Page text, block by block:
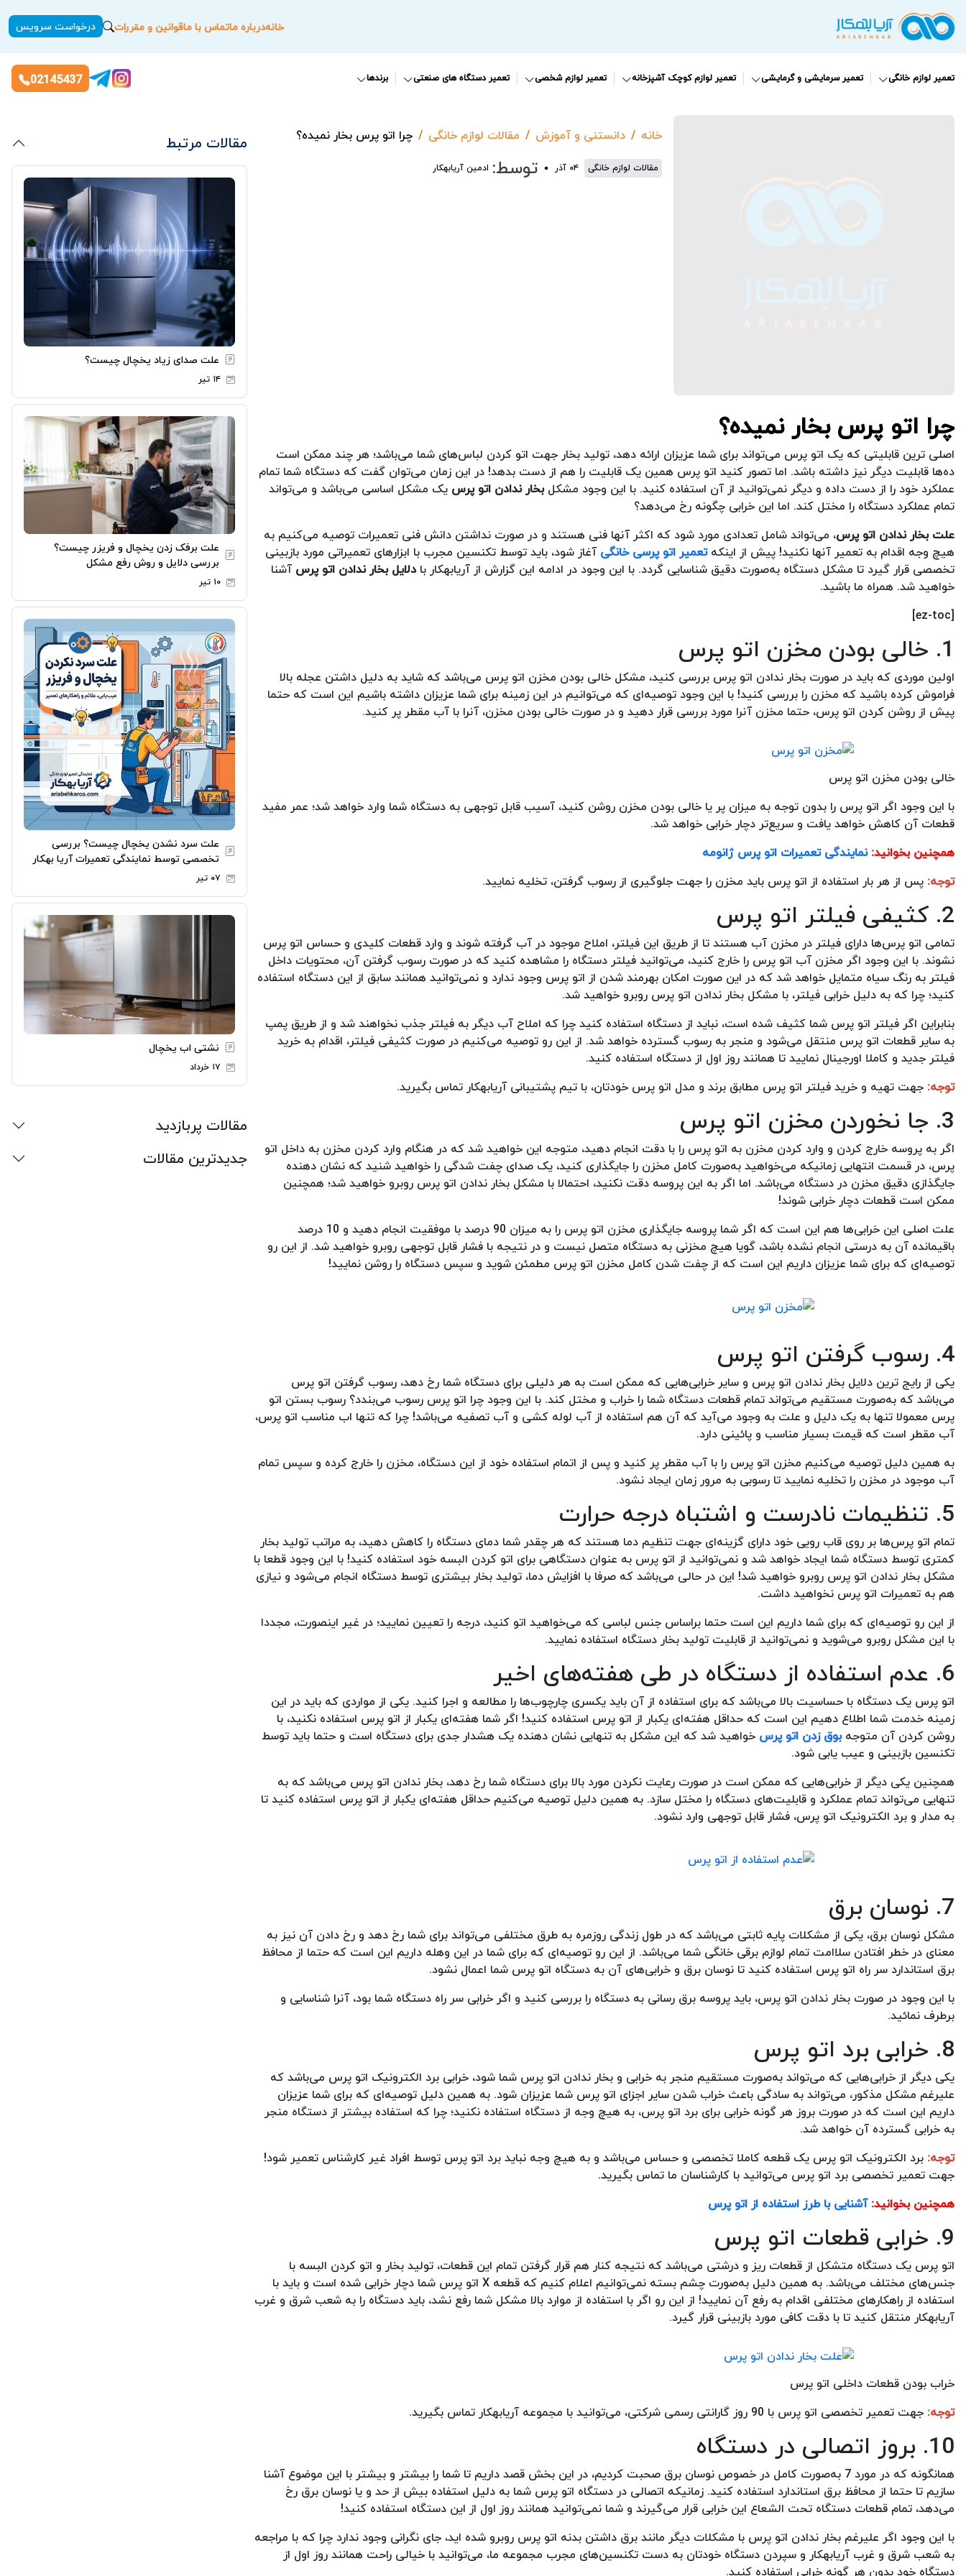
خانهدرباره ماتماس با ماقوانین و مقررات درخواست سرویس
تعمیر لوازم خانگی تعمیر سرمایشی و گرمایشی تعمیر لوازم کوچک آشپزخانه تعمیر لوازم شخصی تعمیر دستگاه های صنعتی برندها 02145437
خانه دانستنی و آموزش مقالات لوازم خانگی چرا اتو پرس بخار نمیده؟
مقالات لوازم خانگی ۰۴ آذر توسط: ادمین آریابهکار
چرا اتو پرس بخار نمیده؟
اصلی ترین قابلیتی که یک اتو پرس می‌تواند برای شما عزیزان ارائه دهد، تولید بخار جهت اتو کردن لباس‌های شما می‌باشد؛ هر چند ممکن است
ده‌ها قابلیت دیگر نیز داشته باشد. اما تصور کنید اتو پرس همین یک قابلیت را هم از دست بدهد! در این زمان می‌توان گفت که دستگاه شما تمام
عملکرد خود را از دست داده و دیگر نمی‌توانید از آن استفاده کنید. با این وجود مشکلبخار ندادن اتو پرس یک مشکل اساسی می‌باشد و می‌تواند
تمام عملکرد دستگاه را مختل کند. اما این خرابی چگونه رخ می‌دهد؟
علت بخار ندادن اتو پرس، می‌تواند شامل تعدادی مورد شود که اکثر آنها فنی هستند و در صورت نداشتن دانش فنی تعمیرات توصیه می‌کنیم به
هیچ وجه اقدام به تعمیر آنها نکنید! پیش از اینکهتعمیر اتو پرسی خانگی آغاز شود، باید توسط تکنسین مجرب با ابزارهای تعمیراتی مورد بازبینی
تخصصی قرار گیرد تا مشکل دستگاه به‌صورت دقیق شناسایی گردد. با این وجود در ادامه این گزارش از آریابهکار بادلایل بخار ندادن اتو پرس آشنا
خواهید شد. همراه ما باشید.
[ez-toc]
1. خالی بودن مخزن اتو پرس
اولین موردی که باید در صورت بخار ندادن اتو پرس بررسی کنید، مشکل خالی بودن مخزن اتو پرس می‌باشد که شاید به دلیل داشتن عجله بالا
فراموش کرده باشید که مخزن را بررسی کنید! با این وجود توصیه‌ای که می‌توانیم در این زمینه برای شما عزیزان داشته باشیم این است که حتما
پیش از روشن کردن اتو پرس، حتما مخزن آنرا مورد بررسی قرار دهید و در صورت خالی بودن مخزن، آنرا با آب مقطر پر کنید.
خالی بودن مخزن اتو پرس
با این وجود اگر اتو پرس را بدون توجه به میزان پر یا خالی بودن مخزن روشن کنید، آسیب قابل توجهی به دستگاه شما وارد خواهد شد؛ عمر مفید
قطعات آن کاهش خواهد یافت و سریع‌تر دچار خرابی خواهد شد.
همچنین بخوانید: نمایندگی تعمیرات اتو پرس ژانومه
توجه: پس از هر بار استفاده از اتو پرس باید مخزن را جهت جلوگیری از رسوب گرفتن، تخلیه نمایید.
2. کثیفی فیلتر اتو پرس
تمامی اتو پرس‌ها دارای فیلتر در مخزن آب هستند تا از طریق این فیلتر، املاح موجود در آب گرفته شوند و وارد قطعات کلیدی و حساس اتو پرس
نشوند. با این وجود اگر مخزن آب اتو پرس را خارج کنید، می‌توانید فیلتر دستگاه را مشاهده کنید که در صورت رسوب گرفتن آن، محتویات داخل
فیلتر به رنگ سیاه متمایل خواهد شد که در این صورت امکان بهرمند شدن از اتو پرس وجود ندارد و نمی‌توانید همانند سابق از این دستگاه استفاده
کنید؛ چرا که به دلیل خرابی فیلتر، با مشکل بخار ندادن اتو پرس روبرو خواهید شد.
بنابراین اگر فیلتر اتو پرس شما کثیف شده است، نباید از دستگاه استفاده کنید چرا که املاح آب دیگر به فیلتر جذب نخواهند شد و از طریق پمپ
به سایر قطعات اتو پرس منتقل می‌شود و منجر به رسوب گسترده خواهد شد. از این رو توصیه می‌کنیم در صورت کثیفی فیلتر، اقدام به خرید
فیلتر جدید و کاملا اورجینال نمایید تا همانند روز اول از دستگاه استفاده کنید.
توجه: جهت تهیه و خرید فیلتر اتو پرس مطابق برند و مدل اتو پرس خودتان، با تیم پشتیبانی آریابهکار تماس بگیرید.
3. جا نخوردن مخزن اتو پرس
اگر به پروسه خارج کردن و وارد کردن مخزن به اتو پرس را با دقت انجام دهید، متوجه این خواهید شد که در هنگام وارد کردن مخزن به داخل اتو
پرس، در قسمت انتهایی زمانیکه می‌خواهید به‌صورت کامل مخزن را جایگذاری کنید، یک صدای چفت شدگی را خواهید شنید که نشان دهنده
جایگذازی دقیق مخزن در دستگاه می‌باشد. اما اگر به این پروسه دقت نکنید، احتمالا با مشکل بخار ندادن اتو پرس روبرو خواهید شد؛ همچنین
ممکن است قطعات دچار خرابی شوند!
علت اصلی این خرابی‌ها هم این است که اگر شما پروسه جایگذاری مخزن اتو پرس را به میزان 90 درصد با موفقیت انجام دهید و 10 درصد
باقیمانده آن به درستی انجام نشده باشد، گویا هیچ مخزنی به دستگاه متصل نیست و در نتیجه با فشار قابل توجهی روبرو خواهید شد. از این رو
توصیه‌ای که برای شما عزیزان داریم این است که از چفت شدن کامل مخزن اتو پرس مطمئن شوید و سپس دستگاه را روشن نمایید!
4. رسوب گرفتن اتو پرس
یکی از رایج ترین دلایل بخار ندادن اتو پرس و سایر خرابی‌هایی که ممکن است به هر دلیلی برای دستگاه شما رخ دهد، رسوب گرفتن اتو پرس
می‌باشد که به‌صورت مستقیم می‌تواند تمام قطعات دستگاه شما را خراب و مختل کند. با این وجود چرا اتو پرس رسوب می‌بندد؟ رسوب بستن اتو
پرس معمولا تنها به یک دلیل و علت به وجود می‌آید که آن هم استفاده از آب لوله کشی و آب تصفیه می‌باشد! چرا که تنها اب مناسب اتو پرس،
آب مقطر است که قیمت بسیار مناسب و پائینی دارد.
به همین دلیل توصیه می‌کنیم مخزن اتو پرس را با آب مقطر پر کنید و پس از اتمام استفاده خود از این دستگاه، مخزن را خارج کرده و سپس تمام
آب موجود در مخزن را تخلیه نمایید تا رسوبی به مرور زمان ایجاد نشود.
5. تنظیمات نادرست و اشتباه درجه حرارت
تمام اتو پرس‌ها بر روی قاب رویی خود دارای گزینه‌ای جهت تنظیم دما هستند که هر چقدر شما دمای دستگاه را کاهش دهید، به مراتب تولید بخار
کمتری توسط دستگاه شما ایجاد خواهد شد و نمی‌توانید از اتو پرس به عنوان دستگاهی برای اتو کردن البسه خود استفاده کنید! با این وجود قطعا با
مشکل بخار ندادن اتو پرس روبرو خواهید شد! این در حالی می‌باشد که صرفا با افزایش دما، تولید بخار بیشتری توسط دستگاه انجام می‌شود و نیازی
هم به تعمیرات اتو پرس نخواهید داشت.
از این رو توصیه‌ای که برای شما داریم این است حتما براساس جنس لباسی که می‌خواهید اتو کنید، درجه را تعیین نمایید؛ در غیر اینصورت، مجددا
با این مشکل روبرو می‌شوید و نمی‌توانید از قابلیت تولید بخار دستگاه استفاده نمایید.
6. عدم استفاده از دستگاه در طی هفته‌های اخیر
اتو پرس یک دستگاه با حساسیت بالا می‌باشد که برای استفاده از آن باید یکسری چارچوب‌ها را مطالعه و اجرا کنید. یکی از مواردی که باید در این
زمینه خدمت شما اطلاع دهیم این است که حداقل هفته‌ای یکبار از اتو پرس استفاده کنید! اگر شما هفته‌ای یکبار از اتو پرس استفاده نکنید، با
روشن کردن آن متوجهبوق زدن اتو پرس خواهید شد که این مشکل به تنهایی نشان دهنده یک هشدار جدی برای دستگاه است و حتما باید توسط
تکنسین بازبینی و عیب یابی شود.
همچنین یکی دیگر از خرابی‌هایی که ممکن است در صورت رعایت نکردن مورد بالا برای دستگاه شما رخ دهد، بخار ندادن اتو پرس می‌باشد که به
تنهایی می‌تواند تمام عملکرد و قابلیت‌های دستگاه را مختل سازد. به همین دلیل توصیه می‌کنیم حداقل هفته‌ای یکبار از اتو پرس استفاده کنید تا
به مدار و برد الکترونیک اتو پرس، فشار قابل توجهی وارد نشود.
7. نوسان برق
مشکل نوسان برق، یکی از مشکلات پایه ثابتی می‌باشد که در طول زندگی روزمره به طرق مختلفی می‌تواند برای شما رخ دهد و رخ دادن آن نیز به
معنای در خطر افتادن سلاامت تمام لوازم برقی خانگی شما می‌باشد. از این رو توصیه‌ای که برای شما در این وهله داریم این است که حتما از محافظ
برق استاندارد سر راه اتو پرس استفاده کنید تا نوسان برق و خرابی‌های آن به دستگاه اتو پرس شما اعمال نشود.
با این وجود در صورت بخار ندادن اتو پرس، باید پروسه برق رسانی به دستگاه را بررسی کنید و اگر خرابی سر راه دستگاه شما بود، آنرا شناسایی و
برطرف نمائید.
8. خرابی برد اتو پرس
یکی دیگر از خرابی‌هایی که می‌تواند به‌صورت مستقیم منجر به خرابی و بخار ندادن اتو پرس شما شود، خرابی برد الکترونیک اتو پرس می‌باشد که
علیرغم مشکل مذکور، می‌تواند به سادگی باعث خراب شدن سایر اجزای اتو پرس شما عزیزان شود. به همین دلیل توصیه‌ای که برای شما عزیزان
داریم این است که در صورت بروز هر گونه خرابی برای برد اتو پرس، به هیچ وجه از دستگاه استفاده نکنید؛ چرا که استفاده بیشتر از دستگاه منجر
به خرابی گسترده آن خواهد شد.
توجه: برد الکترونیک اتو پرس یک قطعه کاملا تخصصی و حساس می‌باشد و به هیچ وجه نباید برد اتو پرس توسط افراد غیر کارشناس تعمیر شود!
جهت تعمیر تخصصی برد اتو پرس می‌توانید با کارشناسان ما تماس بگیرید.
همچنین بخوانید: آشنایی با طرز استفاده از اتو پرس
9. خرابی قطعات اتو پرس
اتو پرس یک دستگاه متشکل از قطعات ریز و درشتی می‌باشد که نتیجه کنار هم قرار گرفتن تمام این قطعات، تولید بخار و اتو کردن البسه با
جنس‌های مختلف می‌باشد. به همین دلیل به‌صورت چشم بسته نمی‌توانیم اعلام کنیم که قطعه X اتو پرس شما دچار خرابی شده است و باید با
استفاده از راهکارهای مختلفی اقدام به رفع آن نمایید! از این رو اگر با استفاده از موارد بالا مشکل شما رفع نشد، باید دستگاه را به شعب شرق و غرب
آریابهکار منتقل کنید تا با دقت کافی مورد بازبینی قرار گیرد.
خراب بودن قطعات داخلی اتو پرس
توجه: جهت تعمیر تخصصی اتو پرس با 90 روز گارانتی رسمی شرکتی، می‌توانید با مجموعه آریابهکار تماس بگیرید.
10. بروز اتصالی در دستگاه
همانگونه که در مورد 7 به‌صورت کامل در خصوص نوسان برق صحبت کردیم، در این بخش قصد داریم تا شما را بیشتر و بیشتر با این موضوع آشنا
سازیم تا حتما از محافظ برق استاندارد استفاده کنید. زمانیکه اتصالی در دستگاه اتو پرس شما به دلیل استفاده بیش از حد و یا نوسان برق رخ
می‌دهد، تمام قطعات دستگاه تحت الشعاع این خرابی قرار می‌گیرند و شما نمی‌توانید همانند روز اول از این دستگاه استفاده کنید!
با این وجود اگر علیرغم بخار ندادن اتو پرس با مشکلات دیگر مانند برق داشتن بدنه اتو پرس روبرو شده اید، جای نگرانی وجود ندارد چرا که با مراجعه
به شعب شرق و غرب آریابهکار و سپردن دستگاه خودتان به دست تکنسین‌های مجرب مجموعه ما، می‌توانید با خیالی راحت همانند روز اول از
دستگاه خود بدون هر گونه خرابی استفاده کنید.
مقالات مرتبط
علت صدای زیاد یخچال چیست؟
۱۴ تیر
علت برفک زدن یخچال و فریزر چیست؟
بررسی دلایل و روش رفع مشکل
۱۰ تیر
علت سرد نشدن یخچال چیست؟ بررسی
تخصصی توسط نمایندگی تعمیرات آریا بهکار
۰۷ تیر
نشتی اب یخچال
۱۷ خرداد
مقالات پربازدید
جدیدترین مقالات